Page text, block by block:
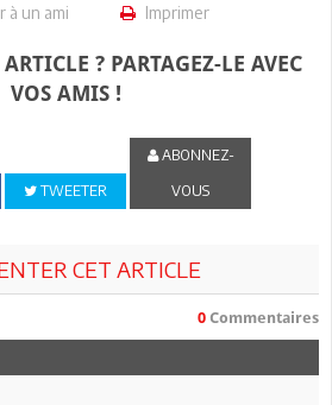
à un ami Imprimer
? PARTAGEZ-LE AVEC
VOS AMIS !
TWEETER
ABONNEZ-
VOUS
CET ARTICLE
0 Commentaires